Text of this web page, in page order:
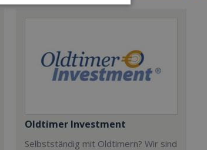
Oldtimer Investment
Selbstständig mit Oldtimern? Wir sind